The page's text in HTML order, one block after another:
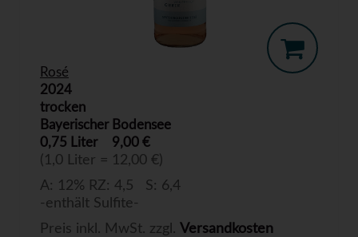
Rosé
2024
trocken
Bayerischer Bodensee
0,75 Liter
9,00 €
(1,0 Liter = 12,00 €)
A: 12% RZ: 4,5 S: 6,4
-enthält Sulfite-
Preis inkl. MwSt. zzgl. Versandkosten